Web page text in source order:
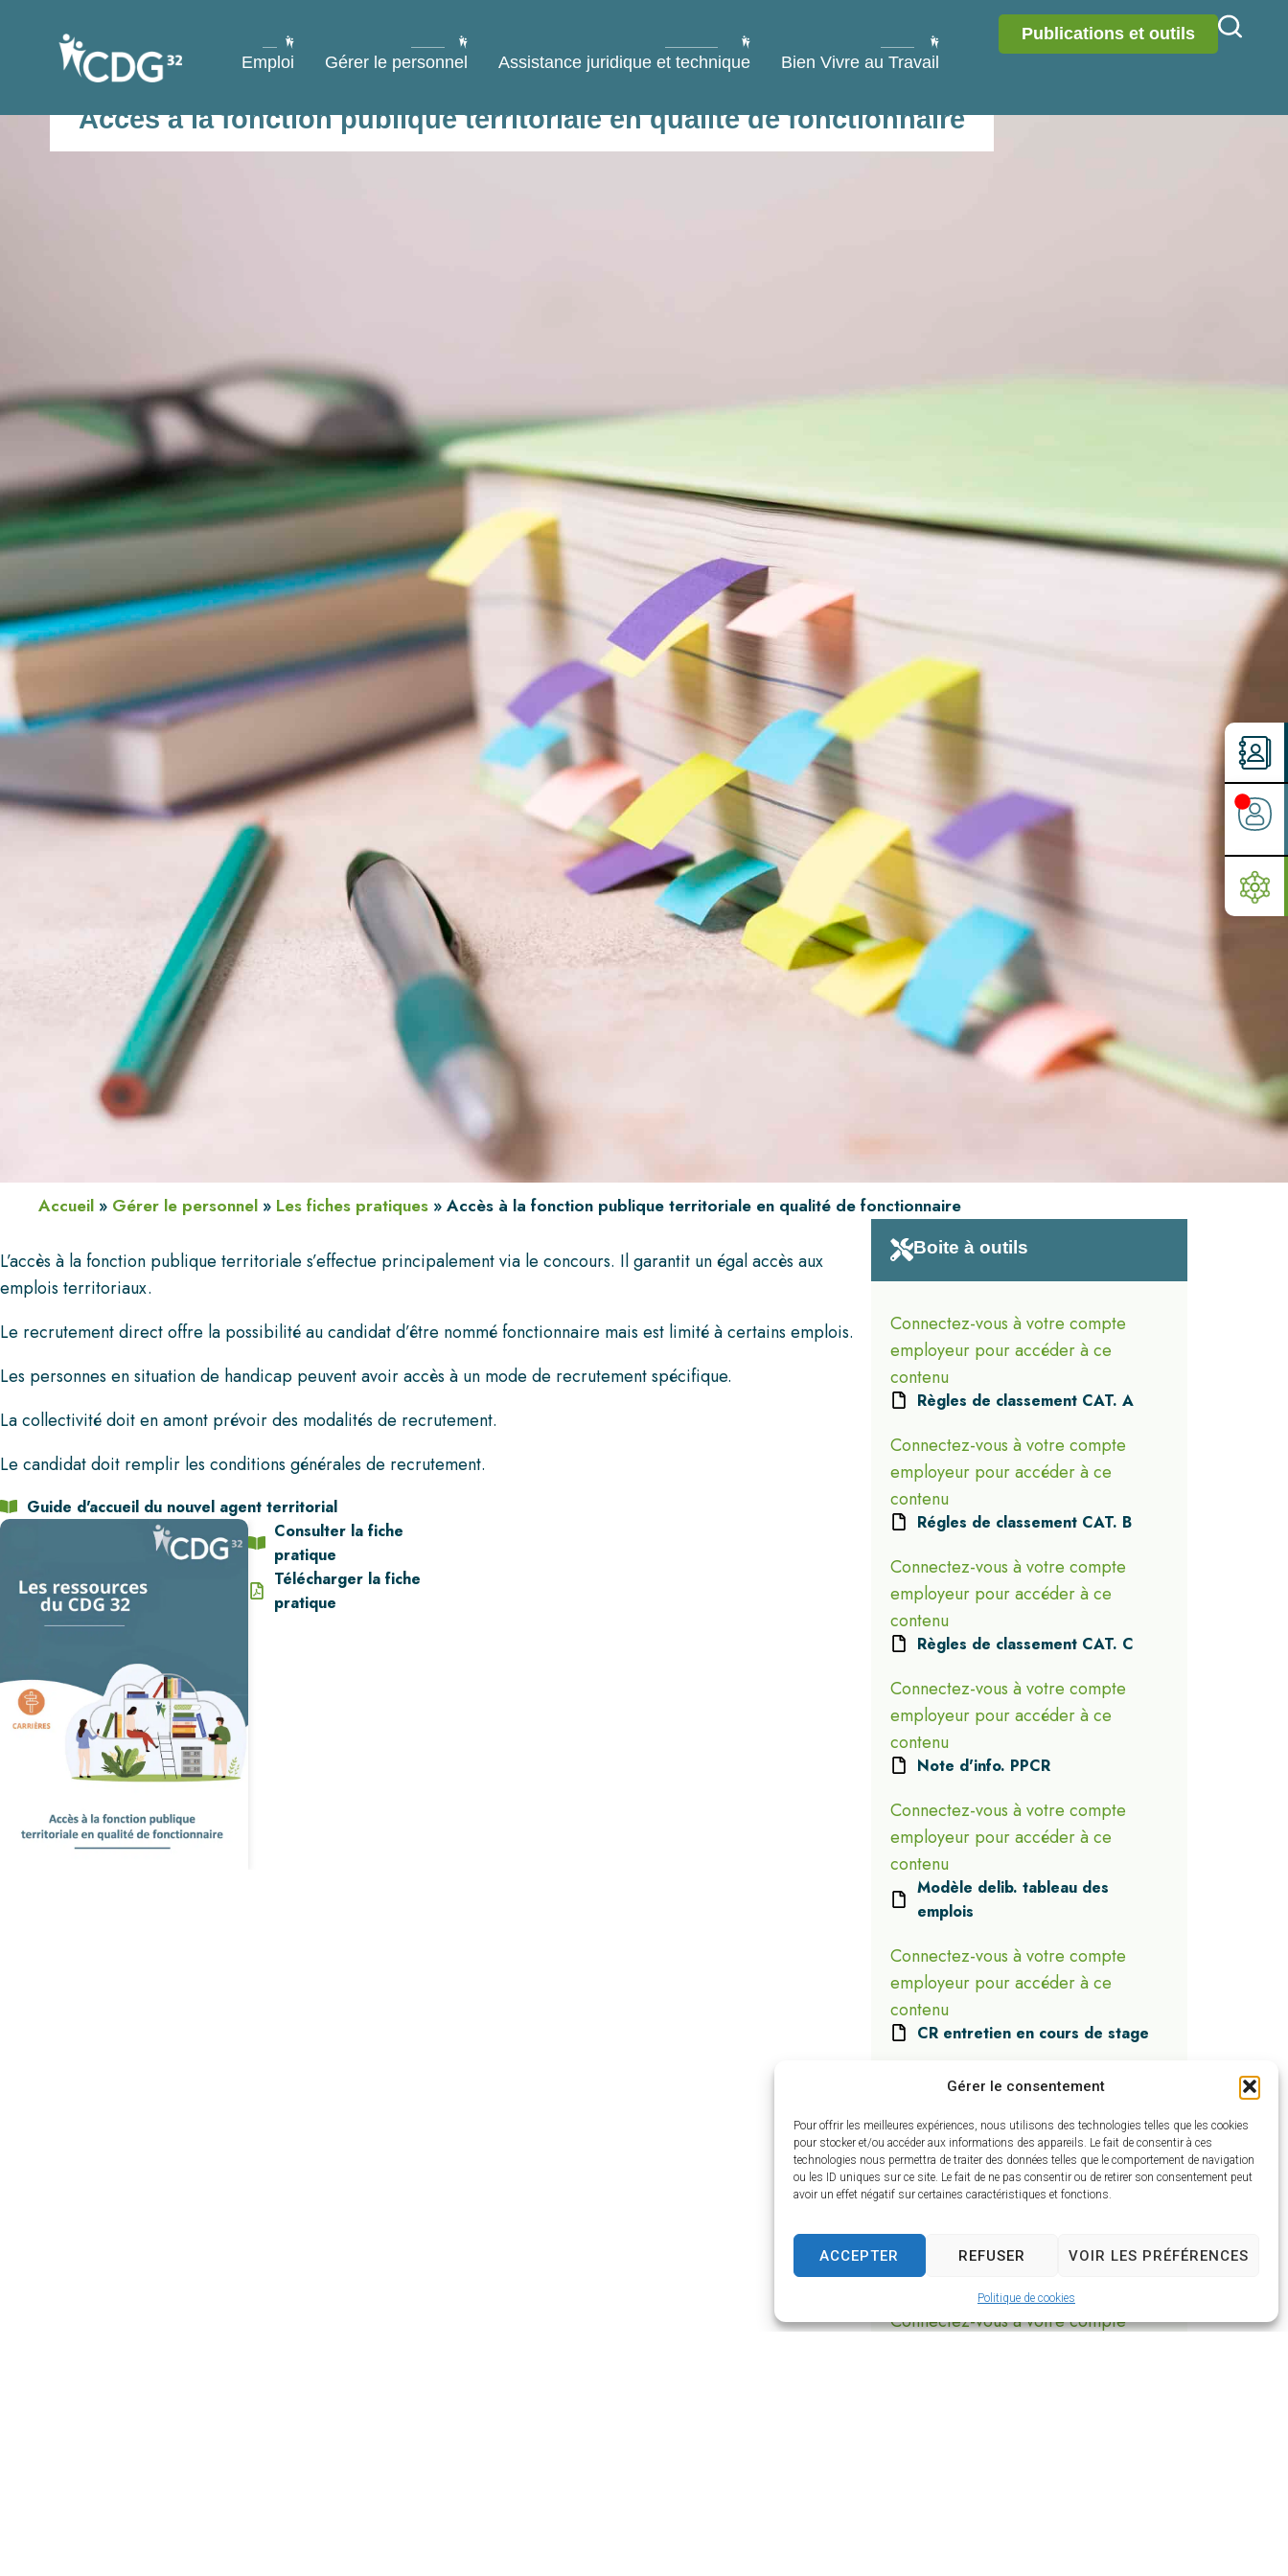
Gérer le consentement
Pour offrir les meilleures expériences, nous utilisons des technologies telles que les cookies
pour stocker et/ou accéder aux informations des appareils. Le fait de consentir à ces
technologies nous permettra de traiter des données telles que le comportement de navigation
ou les ID uniques sur ce site. Le fait de ne pas consentir ou de retirer son consentement peut
avoir un effet négatif sur certaines caractéristiques et fonctions.
ACCEPTER REFUSER VOIR LES PRÉFÉRENCES
Politique de cookies
Emploi Gérer le personnel Assistance juridique et technique Bien Vivre au Travail
Publications et outils
Accès à la fonction publique territoriale en qualité de fonctionnaire
Accueil » Gérer le personnel » Les fiches pratiques »Accès à la fonction publique territoriale en qualité de fonctionnaire
L’accès à la fonction publique territoriale s’effectue principalement via le concours. Il garantit un égal accès aux
emplois territoriaux.
Le recrutement direct offre la possibilité au candidat d’être nommé fonctionnaire mais est limité à certains emplois.
Les personnes en situation de handicap peuvent avoir accès à un mode de recrutement spécifique.
La collectivité doit en amont prévoir des modalités de recrutement.
Le candidat doit remplir les conditions générales de recrutement.
Guide d'accueil du nouvel agent territorial
Consulter la fiche
pratique
Télécharger la fiche
pratique
Boite à outils
Connectez-vous à votre compte
employeur pour accéder à ce
contenu
Règles de classement CAT. A
Connectez-vous à votre compte
employeur pour accéder à ce
contenu
Régles de classement CAT. B
Connectez-vous à votre compte
employeur pour accéder à ce
contenu
Règles de classement CAT. C
Connectez-vous à votre compte
employeur pour accéder à ce
contenu
Note d'info. PPCR
Connectez-vous à votre compte
employeur pour accéder à ce
contenu
Modèle delib. tableau des
emplois
Connectez-vous à votre compte
employeur pour accéder à ce
contenu
CR entretien en cours de stage
Connectez-vous à votre compte
contenu
Circulaire PPCR
Connectez-vous à votre compte
contenu
Circulaire fiche de poste
Connectez-vous à votre compte